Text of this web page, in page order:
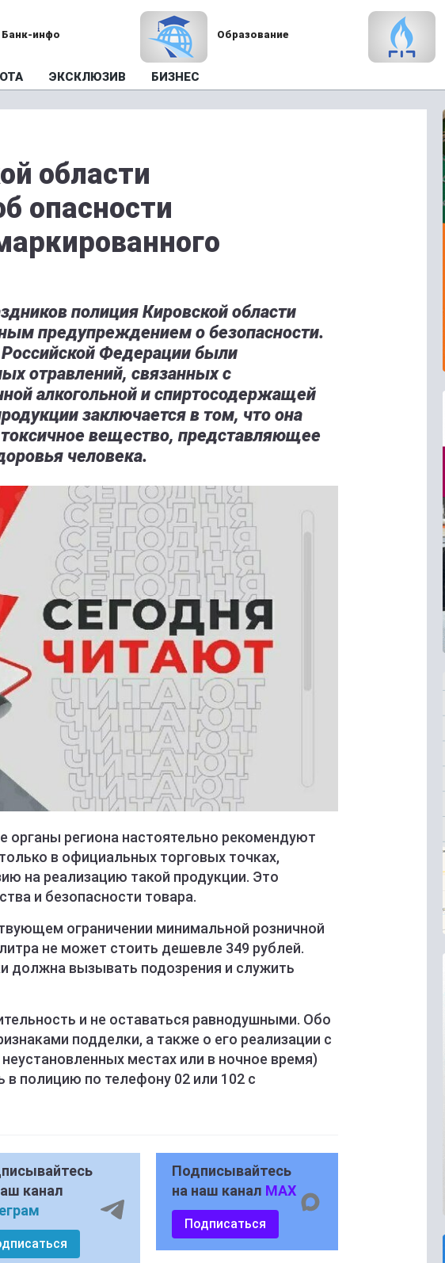
Банк-инфо Образование
ЭКСКЛЮЗИВ БИЗНЕС
области
опасности
полиция Кировской области
предупреждением о безопасности.
Федерации были
отравлений, связанных с
алкогольной и спиртосодержащей
заключается в том, что она
вещество, представляющее
человека.
органы региона настоятельно рекомендуют
в официальных торговых точках,
на реализацию такой продукции. Это
и безопасности товара.
ограничении минимальной розничной
не может стоить дешевле 349 рублей.
должна вызывать подозрения и служить
и не оставаться равнодушными. Обо
подделки, а также о его реализации с
местах или в ночное время)
полицию по телефону 02 или 102 с
канал
Подписывайтесь
на наш канал MAX
Подписаться